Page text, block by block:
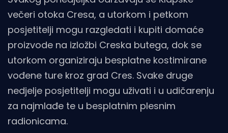
večeri otoka Cresa, a utorkom i petkom
posjetitelji mogu razgledati i kupiti domaće
proizvode na izložbi Creska butega, dok se
utorkom organiziraju besplatne kostimirane
vođene ture kroz grad Cres. Svake druge
nedjelje posjetitelji mogu uživati i u udičarenju
za najmlađe te u besplatnim plesnim
radionicama.